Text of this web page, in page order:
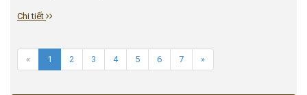
Chi tiết
« 1 2 3 4 5 6 7 »